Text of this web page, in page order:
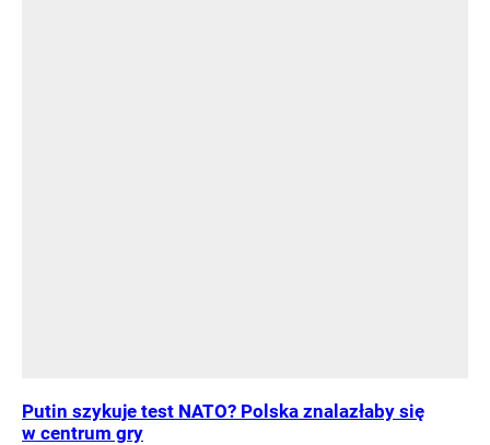
Putin szykuje test NATO? Polska znalazłaby się
w centrum gry